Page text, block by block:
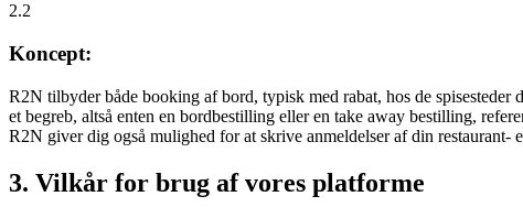
2.2
Koncept:
R2N tilbyder både booking af bord, typisk med rabat, hos de
et begreb, altså enten en bordbestilling eller en take away bestilling,
R2N giver dig også mulighed for at skrive anmeldelser af din restaurant-
3. Vilkår for brug af vores platforme